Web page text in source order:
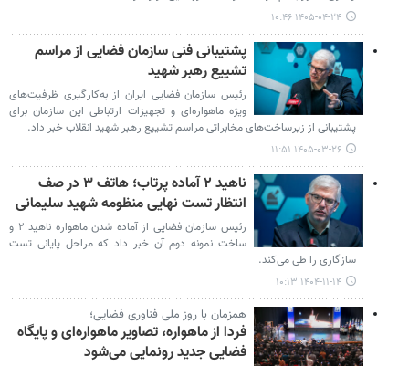
۱۴۰۵-۰۴-۲۴ ۱۰:۴۶
پشتیبانی فنی سازمان فضایی از مراسم
تشییع رهبر شهید
رئیس سازمان فضایی ایران از به‌کارگیری ظرفیت‌های
ویژه ماهواره‌ای و تجهیزات ارتباطی این سازمان برای
پشتیبانی از زیرساخت‌های مخابراتی مراسم تشییع رهبر شهید انقلاب خبر داد.
۱۴۰۵-۰۳-۲۶ ۱۱:۵۱
ناهید ۲ آماده پرتاب؛ هاتف ۳ در صف
انتظار تست نهایی منظومه شهید سلیمانی
رئیس سازمان فضایی از آماده شدن ماهواره ناهید ۲ و
ساخت نمونه دوم آن خبر داد که مراحل پایانی تست
سازگاری را طی می‌کند.
۱۴۰۴-۱۱-۱۴ ۱۰:۱۳
همزمان با روز ملی فناوری فضایی؛
فردا از ماهواره، تصاویر ماهواره‌ای و پایگاه
فضایی جدید رونمایی می‌شود